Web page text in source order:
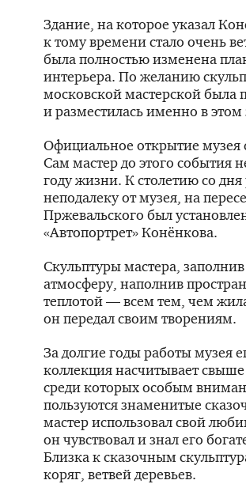
Здание, на которое указал
к тому времени стало очень
была полностью изменена
интерьера. По желанию
московской мастерской была
и разместилась именно в
Официальное открытие музея
Сам мастер до этого события
году жизни. К столетию со
неподалеку от музея, на
Пржевальского был
«Автопортрет» Конёнкова.
Скульптуры мастера,
атмосферу, наполнив
теплотой — всем тем, чем
он передал своим творениям.
За долгие годы работы музея
коллекция насчитывает
среди которых особым
пользуются знаменитые
мастер использовал свой
он чувствовал и знал его
Близка к сказочным
коряг, ветвей деревьев.